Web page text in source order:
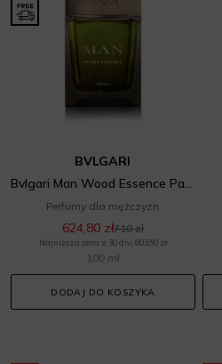
BVLGARI
Bvlgari Man Wood Essence Parfum
Perfumy dla mężczyzn
624,80 zł710 zł
Najniższa cena z 30 dni: 603,50 zł
100 ml
DODAJ DO KOSZYKA